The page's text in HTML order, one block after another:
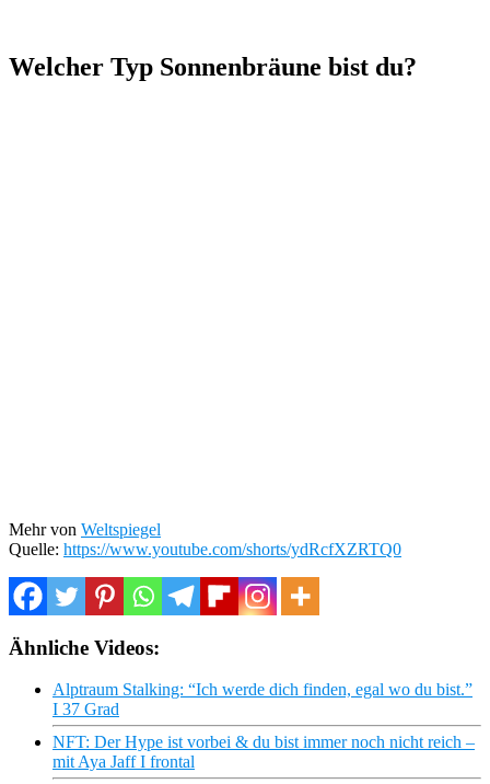
Welcher Typ Sonnenbräune bist du?
Mehr von Weltspiegel
Quelle: https://www.youtube.com/shorts/ydRcfXZRTQ0
Ähnliche Videos:
Alptraum Stalking: “Ich werde dich finden, egal wo du bist.”
I 37 Grad
NFT: Der Hype ist vorbei & du bist immer noch nicht reich –
mit Aya Jaff I frontal